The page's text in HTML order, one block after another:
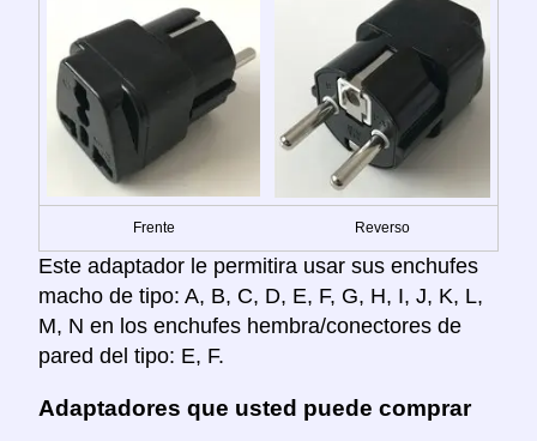
Frente Reverso
Este adaptador le permitira usar sus enchufes
macho de tipo: A, B, C, D, E, F, G, H, I, J, K, L,
M, N en los enchufes hembra/conectores de
pared del tipo: E, F.
Adaptadores que usted puede comprar